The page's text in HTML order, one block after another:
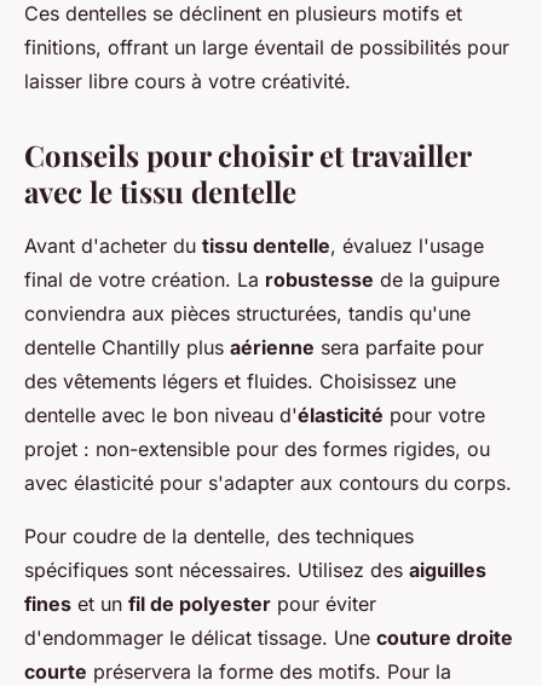
Ces dentelles se déclinent en plusieurs motifs et
finitions, offrant un large éventail de possibilités pour
laisser libre cours à votre créativité.
Conseils pour choisir et travailler
avec le tissu dentelle
Avant d'acheter du tissu dentelle, évaluez l'usage
final de votre création. La robustesse de la guipure
conviendra aux pièces structurées, tandis qu'une
dentelle Chantilly plus aérienne sera parfaite pour
des vêtements légers et fluides. Choisissez une
dentelle avec le bon niveau d'élasticité pour votre
projet : non-extensible pour des formes rigides, ou
avec élasticité pour s'adapter aux contours du corps.
Pour coudre de la dentelle, des techniques
spécifiques sont nécessaires. Utilisez des aiguilles
fines et un fil de polyester pour éviter
d'endommager le délicat tissage. Une couture droite
courte préservera la forme des motifs. Pour la